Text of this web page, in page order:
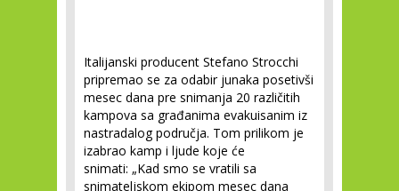
Italijanski producent Stefano Strocchi
pripremao se za odabir junaka posetivši
mesec dana pre snimanja 20 različitih
kampova sa građanima evakuisanim iz
nastradalog područja. Tom prilikom je
izabrao kamp i ljude koje će
snimati: „Kad smo se vratili sa
snimateljskom ekipom mesec dana